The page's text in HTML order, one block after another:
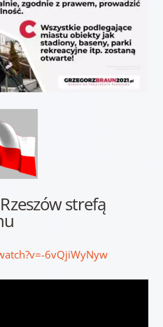
strefą
6vQjiWyNyw